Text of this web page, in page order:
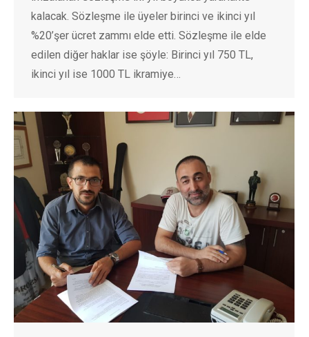
kalacak. Sözleşme ile üyeler birinci ve ikinci yıl
%20’şer ücret zammı elde etti. Sözleşme ile elde
edilen diğer haklar ise şöyle: Birinci yıl 750 TL,
ikinci yıl ise 1000 TL ikramiye…